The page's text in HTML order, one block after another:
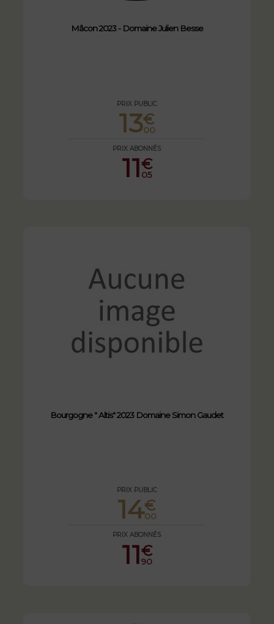
Mâcon 2023 - Domaine Julien Besse
PRIX PUBLIC
13€
00
PRIX ABONNÉS
11€
05
Bourgogne " Altis" 2023 Domaine Simon Gaudet
PRIX PUBLIC
14€
00
PRIX ABONNÉS
11€
90